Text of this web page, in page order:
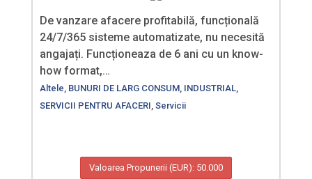
De vanzare afacere profitabilă, funcțională
24/7/365 sisteme automatizate, nu necesită
angajați. Funcționeaza de 6 ani cu un know-
how format,…
Altele BUNURI DE LARG CONSUM INDUSTRIAL
SERVICII PENTRU AFACERI Servicii
Valoarea Propunerii (EUR): 50.000